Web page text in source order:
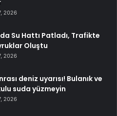
2026
Su Hattı Patladı, Trafikte
Oluştu
2026
deniz uyarısı! Bulanık ve
suda yüzmeyin
2026